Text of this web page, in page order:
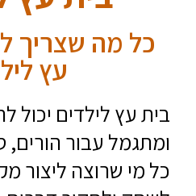
כל מה שצריך
עץ
בית עץ לילדים יכול
ומתגמל עבור הורים,
כל מי שרוצה ליצור